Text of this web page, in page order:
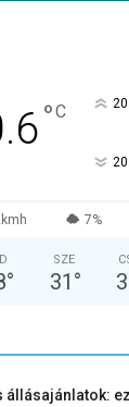
°C
7%
°
SZE
31 °
állásajánlatok: